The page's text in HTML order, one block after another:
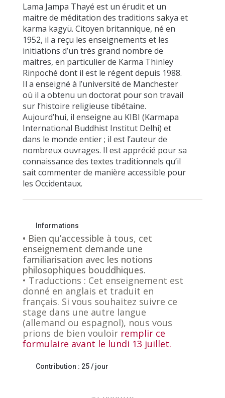
Lama Jampa Thayé est un érudit et un
maitre de méditation des traditions sakya et
karma kagyü. Citoyen britannique, né en
1952, il a reçu les enseignements et les
initiations d’un très grand nombre de
maitres, en particulier de Karma Thinley
Rinpoché dont il est le régent depuis 1988.
Il a enseigné à l’université de Manchester
où il a obtenu un doctorat pour son travail
sur l’histoire religieuse tibétaine.
Aujourd’hui, il enseigne au KIBI (Karmapa
International Buddhist Institut Delhi) et
dans le monde entier ; il est l’auteur de
nombreux ouvrages. Il est apprécié pour sa
connaissance des textes traditionnels qu’il
sait commenter de manière accessible pour
les Occidentaux.
Informations
• Bien qu’accessible à tous, cet
enseignement demande une
familiarisation avec les notions
philosophiques bouddhiques.
• Traductions : Cet enseignement est
donné en anglais et traduit en
français. Si vous souhaitez suivre ce
stage dans une autre langue
(allemand ou espagnol), nous vous
prions de bien vouloir remplir ce
formulaire avant le lundi 13 juillet.
Contribution : 25 / jour